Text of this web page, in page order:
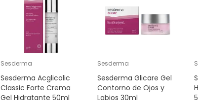
Sesderma
Sesderma Acglicolic
Classic Forte Crema
Gel Hidratante 50ml
Sesderma
Sesderma Glicare Gel
Contorno de Ojos y
Labios 30ml